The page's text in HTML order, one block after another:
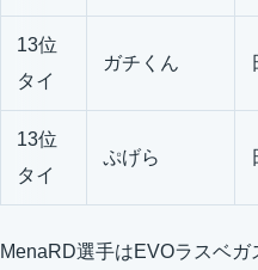
13位
タイ
ガチくん
13位
タイ
ぷげら
MenaRD選手はEVOラスベガ